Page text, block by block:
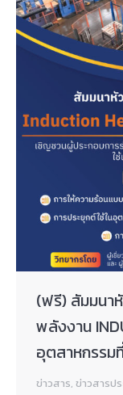
(ฟรี) สัมมนา
พลังงาน
อุตสาหกรรม
ข่าวสาร, ข่าวสารป